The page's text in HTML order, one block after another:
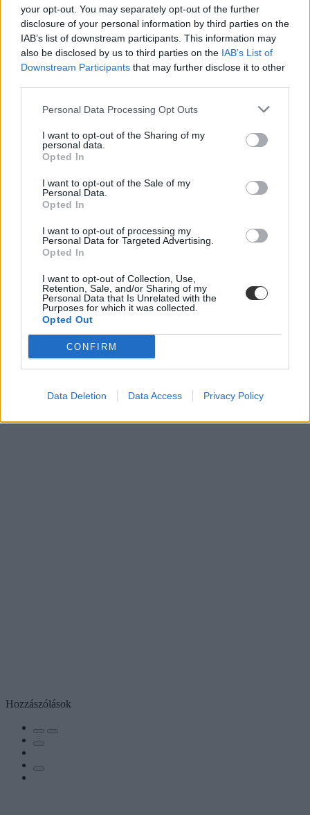
your opt-out. You may separately opt-out of the further
disclosure of your personal information by third parties on the
IAB’s list of downstream participants. This information may
also be disclosed by us to third parties on the IAB’s List of
Downstream Participants that may further disclose it to other
Personal Data Processing Opt Outs
I want to opt-out of the Sharing of my
personal data.
Opted In
I want to opt-out of the Sale of my
Personal Data.
Opted In
I want to opt-out of processing my
Personal Data for Targeted Advertising.
Opted In
I want to opt-out of Collection, Use,
Retention, Sale, and/or Sharing of my
Personal Data that Is Unrelated with the
Purposes for which it was collected.
Opted Out
CONFIRM
Data Deletion Data Access Privacy Policy
felvételi
felvételi 2024
Hozzászólások